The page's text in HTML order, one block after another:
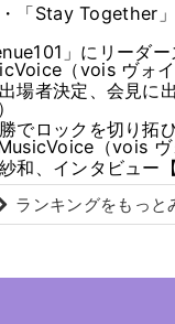
・「Stay Together
」にリーダ
（vois ヴォイ
出場者決定、会見に
勝でロックを切り拓
（vois ヴ
和、インタビュー
ランキングをもっと